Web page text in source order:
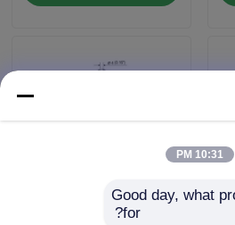
قابل للتعديل سلك
10:31 PM
Good day, what
for?